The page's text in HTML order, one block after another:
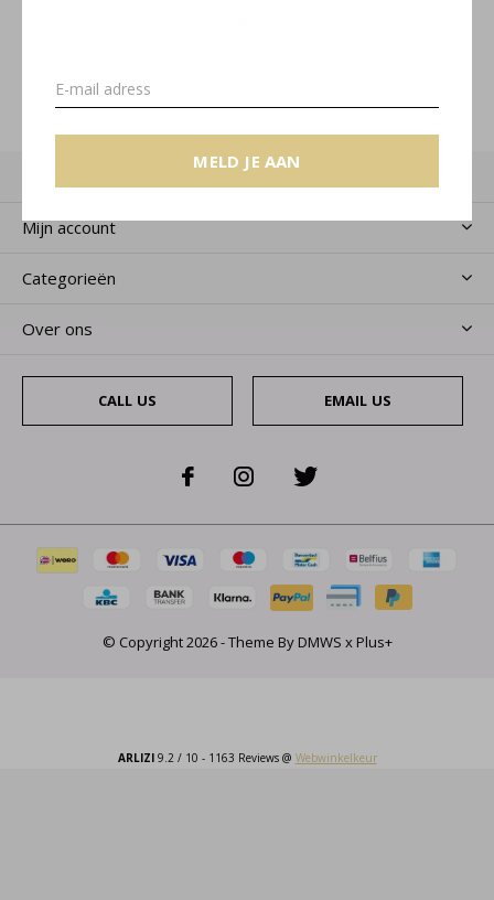
MELD JE AAN
Mijn account
Categorieën
Over ons
CALL US EMAIL US
© Copyright2026- Theme ByDMWS x Plus+
ARLIZI9.2 / 10 - 1163 Reviews @ Webwinkelkeur